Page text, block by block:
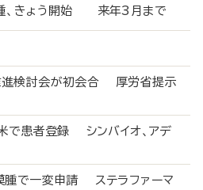
種、きょう開始 来年3月まで
進検討会が初会合 厚労省提示
で患者登録 シンバイオ、アデ
腫で一変申請 ステラファーマ